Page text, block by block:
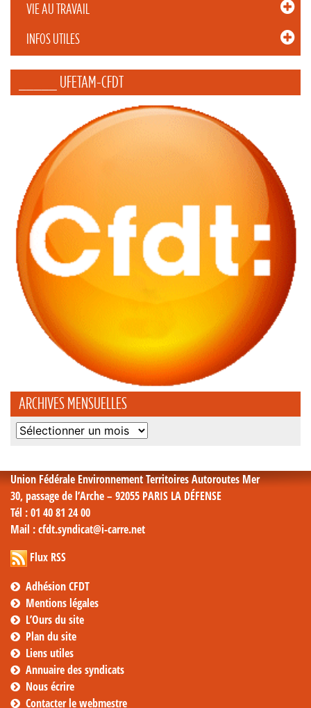
VIE AU TRAVAIL
INFOS UTILES
_____ UFETAM-CFDT
ARCHIVES MENSUELLES
Archives
Union Fédérale Environnement Territoires Autoroutes Mer
30, passage de l’Arche – 92055 PARIS LA DÉFENSE
Tél : 01 40 81 24 00
Mail : cfdt.syndicat@i-carre.net
Flux RSS
Adhésion CFDT
Mentions légales
L’Ours du site
Plan du site
Liens utiles
Annuaire des syndicats
Nous écrire
Contacter le webmestre